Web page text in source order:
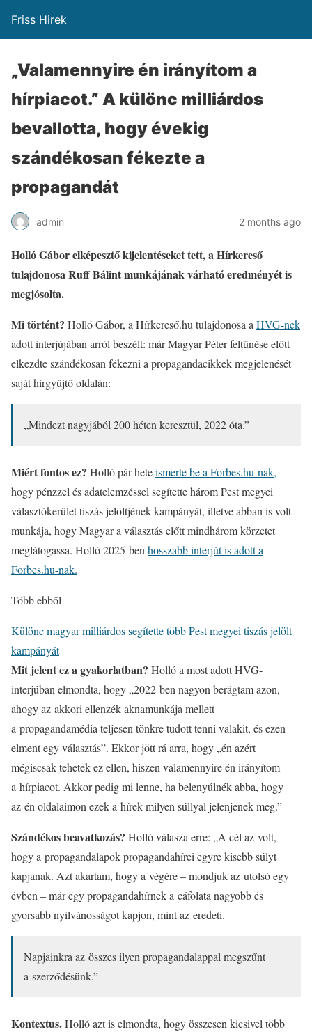
Friss Hirek
„Valamennyire én irányítom a
hírpiacot.” A különc milliárdos
bevallotta, hogy évekig
szándékosan fékezte a
propagandát
admin 2 months ago
Holló Gábor elképesztő kijelentéseket tett, a Hírkereső
tulajdonosa Ruff Bálint munkájának várható eredményét is
megjósolta.
Mi történt? Holló Gábor, a Hírkereső.hu tulajdonosa a HVG-nek
adott interjújában arról beszélt: már Magyar Péter feltűnése előtt
elkezdte szándékosan fékezni a propagandacikkek megjelenését
saját hírgyűjtő oldalán:
„Mindezt nagyjából 200 héten keresztül, 2022 óta.”
Miért fontos ez? Holló pár heteismerte be a Forbes.hu-nak,
hogy pénzzel és adatelemzéssel segítette három Pest megyei
választókerület tiszás jelöltjének kampányát, illetve abban is volt
munkája, hogy Magyar a választás előtt mindhárom körzetet
meglátogassa. Holló 2025-ben hosszabb interjút is adott a
Forbes.hu-nak.
Több ebből
Különc magyar milliárdos segítette több Pest megyei tiszás jelölt
kampányát
Mit jelent ez a gyakorlatban? Holló a most adott HVG-
interjúban elmondta, hogy „2022-ben nagyon berágtam azon,
ahogy az akkori ellenzék aknamunkája mellett
a propagandamédia teljesen tönkre tudott tenni valakit, és ezen
elment egy választás”. Ekkor jött rá arra, hogy „én azért
mégiscsak tehetek ez ellen, hiszen valamennyire én irányítom
a hírpiacot. Akkor pedig mi lenne, ha belenyúlnék abba, hogy
az én oldalaimon ezek a hírek milyen súllyal jelenjenek meg.”
Szándékos beavatkozás? Holló válasza erre: „A cél az volt,
hogy a propagandalapok propagandahírei egyre kisebb súlyt
kapjanak. Azt akartam, hogy a végére – mondjuk az utolsó egy
évben – már egy propagandahírnek a cáfolata nagyobb és
gyorsabb nyilvánosságot kapjon, mint az eredeti.
Napjainkra az összes ilyen propagandalappal megszűnt
a szerződésünk.”
Kontextus.Holló azt is elmondta, hogy összesen kicsivel több